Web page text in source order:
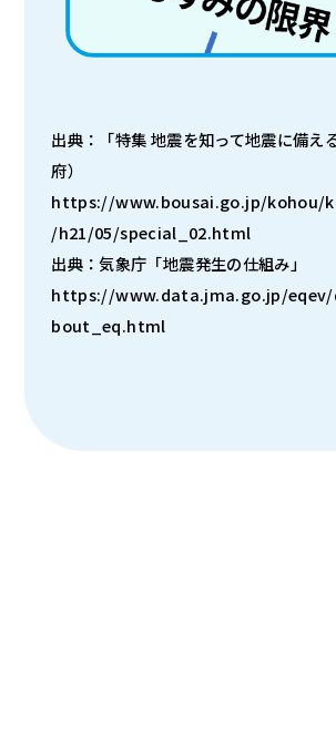
出典：「特集 地震を知って地震に備え
府）
https://www.bousai.go.jp/kohou/
/h21/05/special_02.html
出典：気象庁「地震発生の仕組み」
https://www.data.jma.go.jp/
bout_eq.html